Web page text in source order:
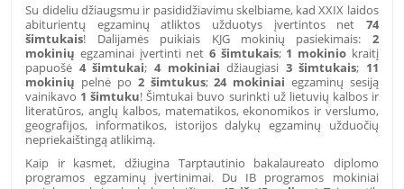
Su dideliu džiaugsmu ir pasididžiavimu skelbiame, kad XXIX laidos
abiturientų egzaminų atliktos užduotys įvertintos net 74
šimtukais! Dalijamės puikiais KJG mokinių pasiekimais: 2
mokinių egzaminai įvertinti net 6 šimtukais; 1 mokinio kraitį
papuošė 4 šimtukai; 4 mokiniai džiaugiasi 3 šimtukais; 11
mokinių pelnė po 2 šimtukus;24 mokiniai egzaminų sesiją
vainikavo 1 šimtuku! Šimtukai buvo surinkti už lietuvių kalbos ir
literatūros, anglų kalbos, matematikos, ekonomikos ir verslumo,
geografijos, informatikos, istorijos dalykų egzaminų užduočių
nepriekaištingą atlikimą.
Kaip ir kasmet, džiugina Tarptautinio bakalaureato diplomo
programos egzaminų įvertinimai. Du IB programos mokiniai